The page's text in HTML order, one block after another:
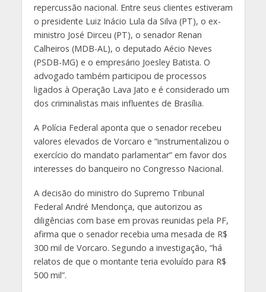
repercussão nacional. Entre seus clientes estiveram
o presidente Luiz Inácio Lula da Silva (PT), o ex-
ministro José Dirceu (PT), o senador Renan
Calheiros (MDB-AL), o deputado Aécio Neves
(PSDB-MG) e o empresário Joesley Batista. O
advogado também participou de processos
ligados à Operação Lava Jato e é considerado um
dos criminalistas mais influentes de Brasília.
A Polícia Federal aponta que o senador recebeu
valores elevados de Vorcaro e “instrumentalizou o
exercício do mandato parlamentar” em favor dos
interesses do banqueiro no Congresso Nacional.
A decisão do ministro do Supremo Tribunal
Federal André Mendonça, que autorizou as
diligências com base em provas reunidas pela PF,
afirma que o senador recebia uma mesada de R$
300 mil de Vorcaro. Segundo a investigação, “há
relatos de que o montante teria evoluído para R$
500 mil”.